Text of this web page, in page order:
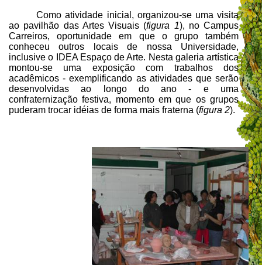
Como atividade inicial, organizou-se uma visita
ao pavilhão das Artes Visuais (figura 1), no Campus
Carreiros, oportunidade em que o grupo também
conheceu outros locais de nossa Universidade,
inclusive o IDEA Espaço de Arte. Nesta galeria artística
montou-se uma exposição com trabalhos dos
acadêmicos - exemplificando as atividades que serão
desenvolvidas ao longo do ano - e uma
confraternização festiva, momento em que os grupos
puderam trocar idéias de forma mais fraterna (figura 2).